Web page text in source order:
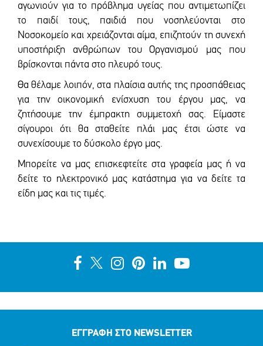
αγωνιούν για το πρόβλημα υγείας που αντιμετωπίζει
το παιδί τους, παιδιά που νοσηλεύονται στο
Νοσοκομείο και χρειάζονται αίμα, επιζητούν τη συνεχή
υποστήριξη ανθρώπων του Οργανισμού μας που
βρίσκονται πάντα στο πλευρό τους.
Θα θέλαμε λοιπόν, στα πλαίσια αυτής της προσπάθειας
για την οικονομική ενίσχυση του έργου μας, να
ζητήσουμε την έμπρακτη συμμετοχή σας. Είμαστε
σίγουροι ότι θα σταθείτε πλάι μας έτσι ώστε να
συνεχίσουμε το δύσκολο έργο μας.
Μπορείτε να μας επισκεφτείτε στα γραφεία μας ή να
δείτε το ηλεκτρονικό μας κατάστημα για να δείτε τα
είδη μας και τις τιμές.
ΕΓΓΡΑΦΗ ΣΤΟ NEWSLETTER